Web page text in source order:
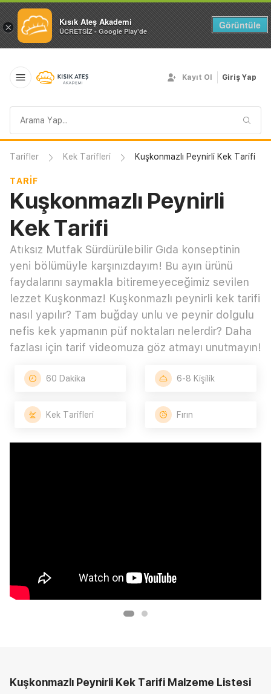
× Kısık Ateş Akademi
ÜCRETSİZ - Google Play'de
Görüntüle
sorgusu
Kayıt Ol Giriş Yap
Tarifler Kek Tarifleri Kuşkonmazlı Peynirli Kek Tarifi
TARIF
Kuşkonmazlı Peynirli
Kek Tarifi
Atıksız Mutfak Sürdürülebilir Gıda konseptinin
yeni bölümüyle karşınızdayım! Bu ayın ürünü
faydalarını saymakla bitiremeyeceğimiz sevilen
lezzet Kuşkonmaz! Kuşkonmazlı peynirli kek tarifi
nasıl yapılır? Tam buğday unlu ve peynir dolgulu
nefis kek yapmanın püf noktaları nelerdir? Daha
fazlası için tarif videomuza göz atmayı unutmayın!
60 Dakika 6-8 Kişilik
Kek Tarifleri Fırın
Kuşkonmazlı Peynirli Kek Tarifi Malzeme Listesi